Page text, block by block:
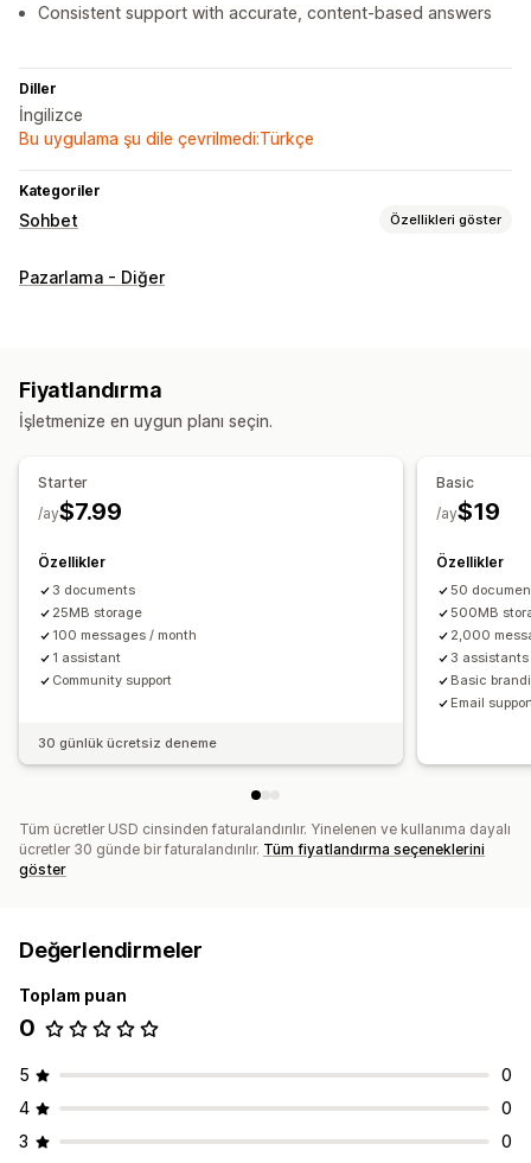
Consistent support with accurate, content-based answers
Diller
İngilizce
Bu uygulama şu dile çevrilmedi:Türkçe
Kategoriler
Sohbet Özellikleri göster
Gerçek zamanlı mesajlaşma
Sepet kurtarma SSS
Hızlı yanıtlar
Sipariş güncellemeleri
Renk ve yazı tipi
Sohbet penceresi
Hoş geldiniz mesajları
Sohbet düğmeleri
Pazarlama - Diğer
Fiyatlandırma
İşletmenize en uygun planı seçin.
Starter
$7.99
/ay
Özellikler
3 documents
25MB storage
100 messages / month
1 assistant
Community support
30 günlük ücretsiz deneme
Basic
$19
/ay
Özellikler
50
500MB
2,000
3 assistants
Basic
Email
Tüm ücretler USD cinsinden faturalandırılır. Yinelenen ve kullanıma dayalı
ücretler 30 günde bir faturalandırılır. Tüm fiyatlandırma seçeneklerini
göster
Değerlendirmeler
Toplam puan
0
5
0
4
0
3
0